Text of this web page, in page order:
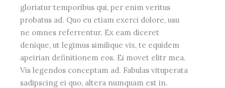
gloriatur temporibus qui, per enim veritus
probatus ad. Quo eu etiam exerci dolore, usu
ne omnes referrentur. Ex eam diceret
denique, ut legimus similique vix, te equidem
apeirian definitionem eos. Ei movet elitr mea.
Vis legendos conceptam ad. Fabulas vituperata
sadipscing ei quo, altera numquam est in.